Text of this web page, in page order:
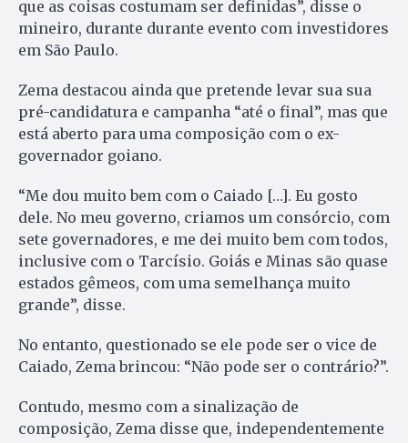
que as coisas costumam ser definidas”, disse o
mineiro, durante durante evento com investidores
em São Paulo.
Zema destacou ainda que pretende levar sua sua
pré-candidatura e campanha “até o final”, mas que
está aberto para uma composição com o ex-
governador goiano.
“Me dou muito bem com o Caiado […]. Eu gosto
dele. No meu governo, criamos um consórcio, com
sete governadores, e me dei muito bem com todos,
inclusive com o Tarcísio. Goiás e Minas são quase
estados gêmeos, com uma semelhança muito
grande”, disse.
No entanto, questionado se ele pode ser o vice de
Caiado, Zema brincou: “Não pode ser o contrário?”.
Contudo, mesmo com a sinalização de
composição, Zema disse que, independentemente